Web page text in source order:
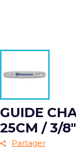
GUIDE
25CM / 3/
Partager